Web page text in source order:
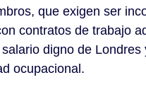
que exigen ser
contratos de trabajo
digno de Londres
ocupacional.